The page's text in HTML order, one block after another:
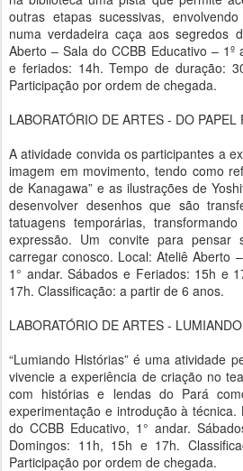
outras etapas sucessivas,
numa verdadeira caça aos segredos
Aberto – Sala do CCBB Educativo – 1º
e feriados: 14h. Tempo de duração:
Participação por ordem de chegada.
LABORATÓRIO DE ARTES - DO PAPEL
A atividade convida os participantes a
imagem em movimento, tendo como
de Kanagawa” e as ilustrações de
desenvolver desenhos que são
tatuagens temporárias,
expressão. Um convite para pensar
carregar conosco. Local: Ateliê Aberto
1° andar. Sábados e Feriados: 15h e
17h. Classificação: a partir de 6 anos.
LABORATÓRIO DE ARTES -
“Lumiando Histórias” é uma atividade
vivencie a experiência de criação no
com histórias e lendas do Pará
experimentação e introdução à
do CCBB Educativo, 1° andar.
Domingos: 11h, 15h e 17h.
Participação por ordem de chegada.